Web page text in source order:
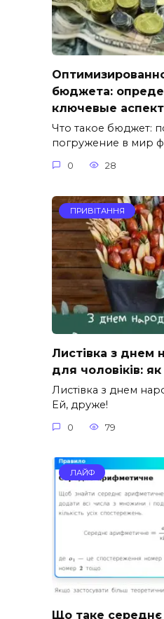
бюджета:
ключевые
Что такое бюджет:
погружение в мир
0 28
ПРИВІТАННЯ
Листівка з днем
для чоловіків:
Листівка з днем
Ей, друже!
0 79
ЛАЙФ
Що таке